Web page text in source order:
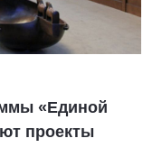
«Единой
проекты